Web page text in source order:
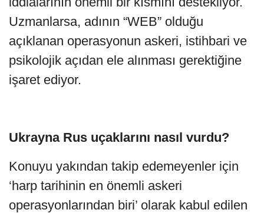
Uzmanlarsa, adının “WEB” olduğu
açıklanan operasyonun askeri, istihbari ve
psikolojik açıdan ele alınması gerektiğine
işaret ediyor.
Ukrayna Rus uçaklarını nasıl vurdu?
Konuyu yakından takip edemeyenler için
‘harp tarihinin en önemli askeri
operasyonlarından biri’ olarak kabul edilen